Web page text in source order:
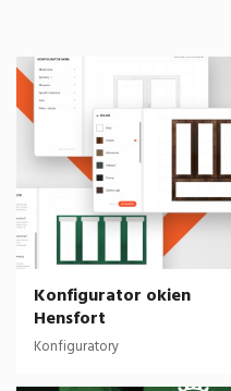
Konfigurator okien
Hensfort
Konfiguratory